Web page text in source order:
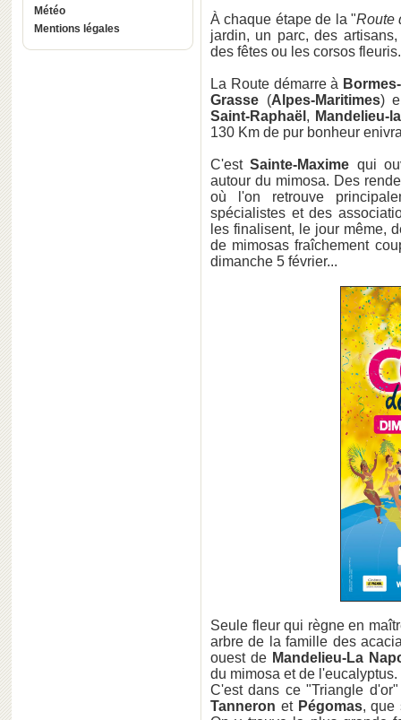
Météo
Mentions légales
À chaque étape de la "Route
jardin, un parc, des
des fêtes ou les corsos
La Route démarre à
Grasse (Alpes-Maritimes)
Saint-Raphaël , Mandelieu-
130 Km de pur bonheur
C'estSainte-Maxime qui
autour du mimosa. Des
où l'on retrouve
spécialistes et des
les finalisent, le jour même,
de mimosas fraîchement
dimanche 5 février...
Seule fleur qui règne en
arbre de la famille des
ouest de Mandelieu-La
du mimosa et de l'eucalyptus.
C'est dans ce "Triangle
Tanneron et Pégomas, que